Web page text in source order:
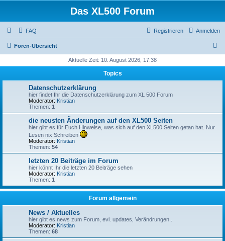
Das XL500 Forum
FAQ Anmelden
Registrieren
Foren-Übersicht
h
Aktuelle Zeit: 10. August 2026, 17:38
Topics
Datenschutzerklärung
hier findet Ihr die Datenschutzerklärung zum XL 500 Forum
Moderator: Kristian
Themen: 1
die neusten Änderungen auf den XL500 Seiten
hier gibt es für Euch Hinweise, was sich auf den XL500 Seiten getan hat. Nur
Lesen nix Schreiben
Moderator: Kristian
Themen: 54
letzten 20 Beiträge im Forum
hier könnt Ihr die letzten 20 Beiträge sehen
Moderator: Kristian
Themen: 1
Forum allgemein
News / Aktuelles
hier gibt es news zum Forum, evl. updates, Verändrungen..
Moderator: Kristian
Themen: 68